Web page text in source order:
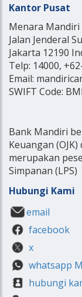
Kantor Pusat
Menara Mandiri
Jalan Jenderal
Jakarta 12190
Telp: 14000,
Email:
SWIFT Code:
Bank Mandiri
Keuangan
merupakan
Simpanan (LPS)
Hubungi Kami
email
facebook
x
whatsapp
hubungi